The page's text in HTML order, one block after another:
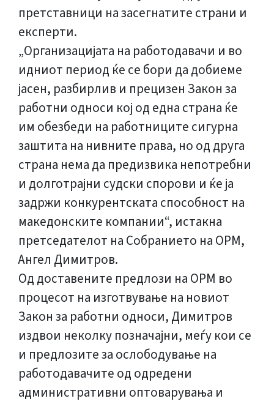
претставници на засегнатите страни и
експерти.
„Организацијата на работодавачи и во
идниот период ќе се бори да добиеме
јасен, разбирлив и прецизен Закон за
работни односи кој од една страна ќе
им обезбеди на работниците сигурна
заштита на нивните права, но од друга
страна нема да предизвика непотребни
и долготрајни судски спорови и ќе ја
задржи конкурентската способност на
македонските компании“, истакна
претседателот на Собранието на ОРМ,
Ангел Димитров.
Од доставените предлози на ОРМ во
процесот на изготвување на новиот
Закон за работни односи, Димитров
издвои неколку позначајни, меѓу кои се
и предлозите за ослободување на
работодавачите од одредени
административни оптоварувања и